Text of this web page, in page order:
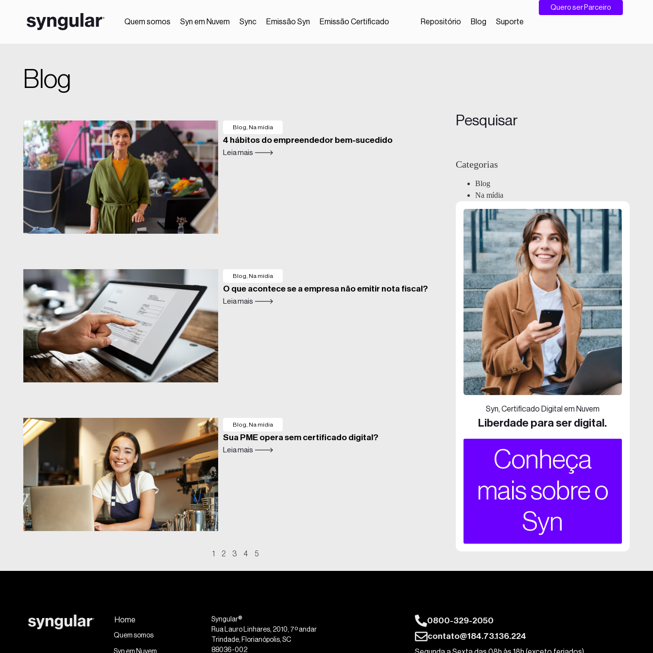
Quem somos Syn em Nuvem Sync Emissão Syn Emissão Certificado Repositório Blog Suporte
Quero ser Parceiro
Blog
Blog Na mídia
4 hábitos do empreendedor bem-sucedido
Leia mais 🡒
Blog Na mídia
O que acontece se a empresa não emitir nota fiscal?
Leia mais 🡒
Blog Na mídia
Sua PME opera sem certificado digital?
Leia mais 🡒
1 2 3 4 5
Pesquisar
Categorias
Blog
Na mídia
Syn, Certificado Digital em Nuvem
Liberdade para ser digital.
Conheça
mais sobre o
Syn
Home
Quem somos
Syn em Nuvem
Syngular®
Rua Lauro Linhares, 2010, 7º andar
Trindade, Florianópolis, SC
88036-002
0800-329-2050
contato@184.73.136.224